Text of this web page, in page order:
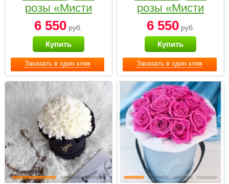
Заказать в один клик
розы «Мисти
бабблс» в белой
коробке Small
6 550 руб.
Купить
Заказать в один клик
розы «Мисти
бабблс» в
черной коробке
Small
6 550руб.
Купить